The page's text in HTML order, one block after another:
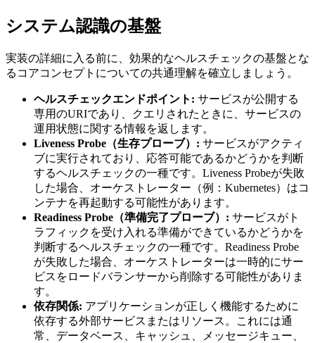
システム認識の基盤
実装の詳細に入る前に、効果的なヘルスチェックの基盤とな
るコアコンセプトについての共通理解を確立しましょう。
ヘルスチェックエンドポイント: サービスが公開する
専用のURIであり、クエリされたときに、サービスの
運用状態に関する情報を返します。
Liveness Probe（生存プローブ）: サービスがアクティ
ブに実行されており、応答可能であるかどうかを判断
するヘルスチェックの一種です。Liveness Probeが失敗
した場合、オーケストレーター（例：Kubernetes）はコ
ンテナを再起動する可能性があります。
Readiness Probe（準備完了プローブ）: サービスがト
ラフィックを受け入れる準備ができているかどうかを
判断するヘルスチェックの一種です。Readiness Probe
が失敗した場合、オーケストレーターは一時的にサー
ビスをロードバランサーから削除する可能性がありま
す。
依存関係: アプリケーションが正しく機能するために
依存する外部サービスまたはリソース。これには通
常、データベース、キャッシュ、メッセージキュー、